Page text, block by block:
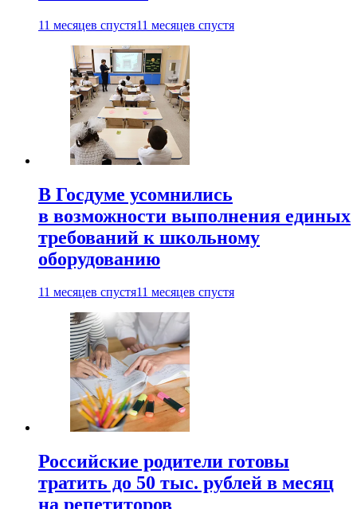
11 месяцев спустя11 месяцев спустя
В Госдуме усомнились
в возможности выполнения единых
требований к школьному
оборудованию
11 месяцев спустя11 месяцев спустя
Российские родители готовы
тратить до 50 тыс. рублей в месяц
на репетиторов